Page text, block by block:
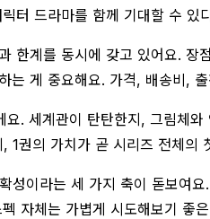
터 드라마를 함께 기대할 수
한계를 동시에 갖고 있어요.
는 게 중요해요. 가격, 배송비,
. 세계관이 탄탄한지, 그림체
권의 가치가 곧 시리즈 전체의
이라는 세 가지 축이 돋보여
자체는 가볍게 시도해보기 좋